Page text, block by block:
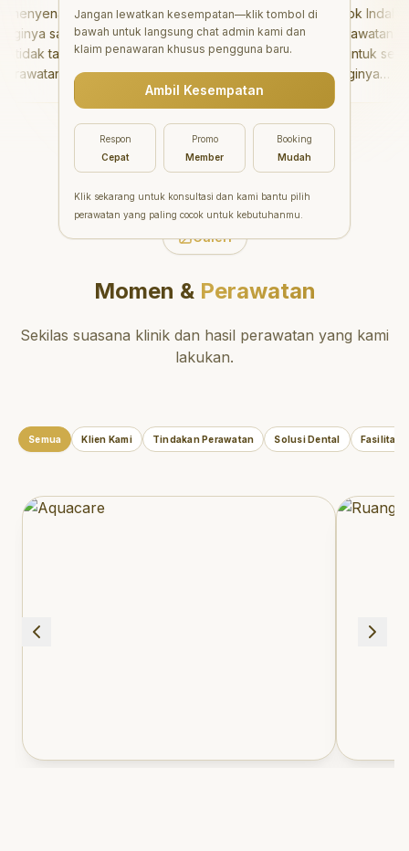
sangat baik
takut sama
tidak
setelahnya.
ke dokter
"Aesthetic Pondok Indah
menawarkan perawatan gigi
yang luar biasa untuk semua
orang. Dokter giginya
profesional, ramah, dan
meluangkan waktu untuk
mengedukasi pasien tentang
kesehatan gigi dan mulut
yang baik. Klinik ini terletak di
daerah yang strategis,
sehingga nyaman untuk
dikunjungi. Sangat
direkomendasikan untuk
dan berkualitas!
Galeri
Momen &Perawatan
Sekilas suasana klinik dan hasil perawatan yang kami
lakukan.
Semua Klien Kami Tindakan Perawatan Solusi Dental Fasilitas
Jangan lewatkan kesempatan—klik tombol di
bawah untuk langsung chat admin kami dan
klaim penawaran khusus pengguna baru.
Ambil Kesempatan
Respon
Cepat
Promo
Member
Booking
Mudah
Klik sekarang untuk konsultasi dan kami bantu pilih
perawatan yang paling cocok untuk kebutuhanmu.